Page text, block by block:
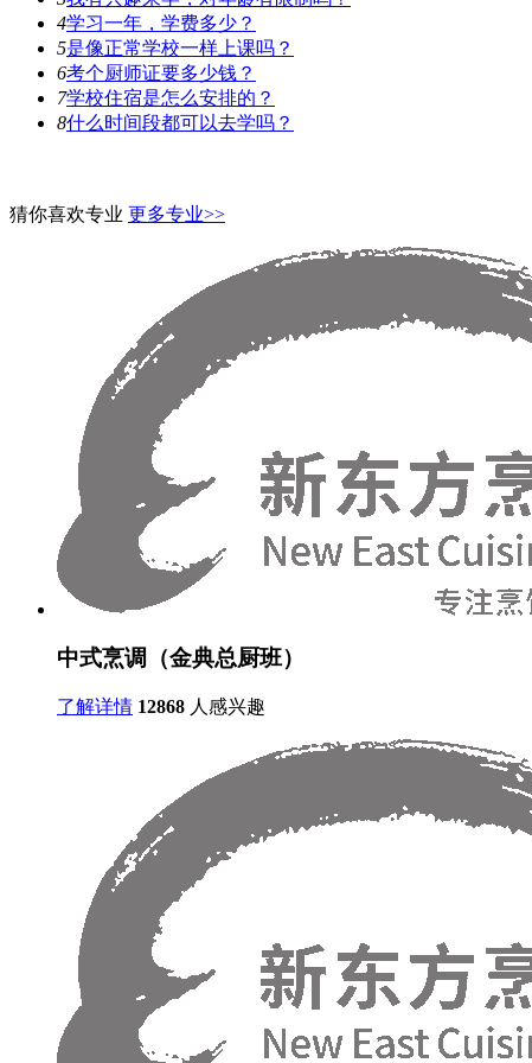
4学习一年，学费多少？
5是像正常学校一样上课吗？
6考个厨师证要多少钱？
7学校住宿是怎么安排的？
8什么时间段都可以去学吗？
猜你喜欢专业 更多专业>>
中式烹调（金典总厨班）
了解详情 12868 人感兴趣